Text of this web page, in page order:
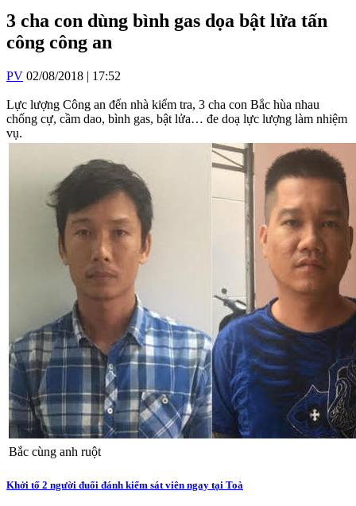
3 cha con dùng bình gas dọa bật lửa tấn
công công an
PV 02/08/2018 | 17:52
Lực lượng Công an đến nhà kiểm tra, 3 cha con Bắc hùa nhau
chống cự, cầm dao, bình gas, bật lửa… đe doạ lực lượng làm nhiệm
vụ.
Bắc cùng anh ruột
Khởi tố 2 người đuổi đánh kiểm sát viên ngay tại Toà